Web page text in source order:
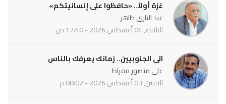
غزة أولاً.. «حافظوا على إنسانيتكم»
عبد الباري طاهر
الثلاثاء, 04 أغسطس 2026 - 12:40 ص
الى الجنوبيين.. زمانك يعرفك بالناس
علي منصور مقراط
الاثنين, 03 أغسطس 2026 - 08:02 م